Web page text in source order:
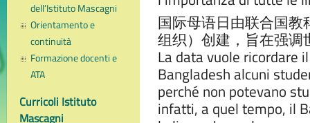
dell’Istituto Mascagni
Orientamento e
continuità
Formazione docenti e
ATA
Curricoli Istituto
Mascagni
国际母语日由联合国
组织）创建，旨在强
La data vuole ricordare
Bangladesh alcuni
perché non potevano
infatti, a quel tempo, il